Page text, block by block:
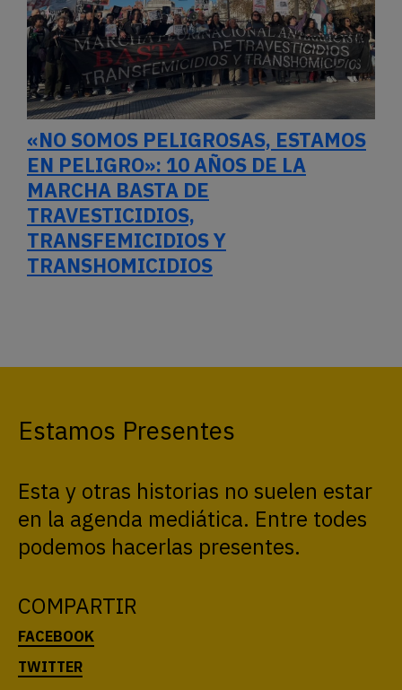
«NO SOMOS PELIGROSAS, ESTAMOS
EN PELIGRO»: 10 AÑOS DE LA
MARCHA BASTA DE
TRAVESTICIDIOS,
TRANSFEMICIDIOS Y
TRANSHOMICIDIOS
Estamos Presentes
Esta y otras historias no suelen estar
en la agenda mediática. Entre todes
podemos hacerlas presentes.
COMPARTIR